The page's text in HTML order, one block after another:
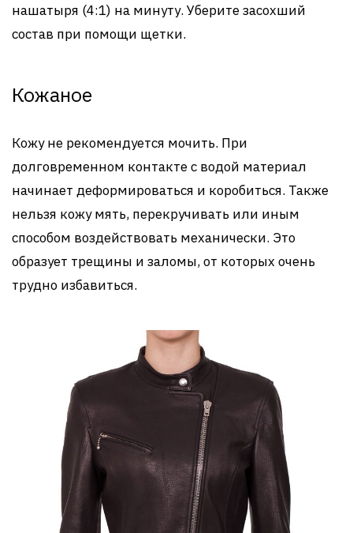
нашатыря (4:1) на минуту. Уберите засохший
состав при помощи щетки.
Кожаное
Кожу не рекомендуется мочить. При
долговременном контакте с водой материал
начинает деформироваться и коробиться. Также
нельзя кожу мять, перекручивать или иным
способом воздействовать механически. Это
образует трещины и заломы, от которых очень
трудно избавиться.